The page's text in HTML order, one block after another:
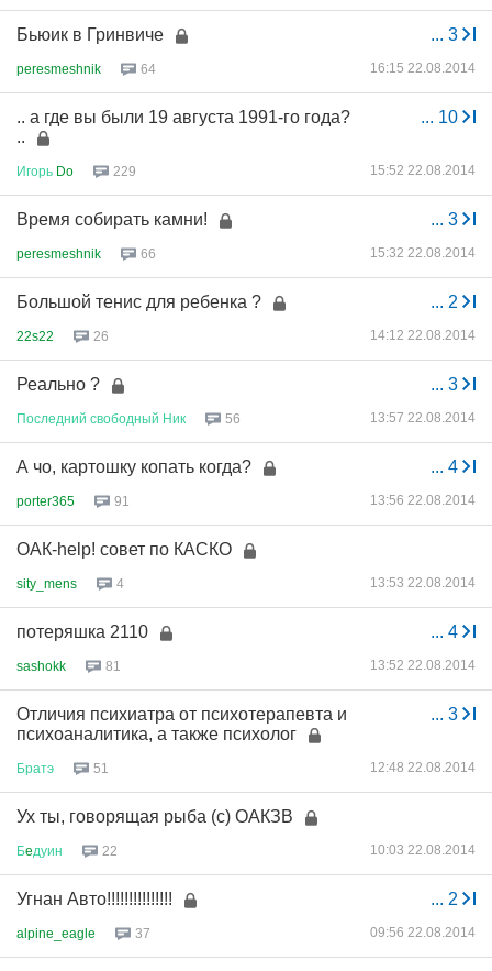
... 3
Бьюик в Гринвиче
peresmeshnik 64 16:15 22.08.2014
... 10
.. а где вы были 19 августа 1991-го года?
..
Игорь Do 229 15:52 22.08.2014
... 3
Время собирать камни!
peresmeshnik 66 15:32 22.08.2014
... 2
Большой тенис для ребенка ?
22s22 26 14:12 22.08.2014
... 3
Реально ?
Последний свободный Ник 56 13:57 22.08.2014
... 4
А чо, картошку копать когда?
porter365 91 13:56 22.08.2014
ОАК-help! совет по КАСКО
sity_mens 4 13:53 22.08.2014
... 4
потеряшка 2110
sashokk 81 13:52 22.08.2014
... 3
Отличия психиатра от психотерапевта и
психоаналитика, а также психолог
Братэ 51 12:48 22.08.2014
Ух ты, говорящая рыба (с) ОАКЗВ
Бeдуин 22 10:03 22.08.2014
... 2
Угнан Авто!!!!!!!!!!!!!!!
alpine_eagle 37 09:56 22.08.2014